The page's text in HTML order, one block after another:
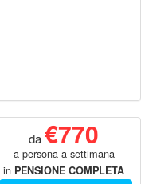
da€770
a persona a settimana
in PENSIONE COMPLETA